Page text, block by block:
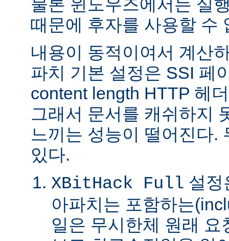
물론 윈도우즈에서는 실
때문에 후자를 사용할 수
내용이 동적이여서 계산
파치 기본 설정은 SSI 페
content length HTTP 헤
그래서 문서를 캐쉬하지
느끼는 성능이 떨어진다.
있다.
XBitHack Full 설정
아파치는 포함하는
일은 무시한체 원래